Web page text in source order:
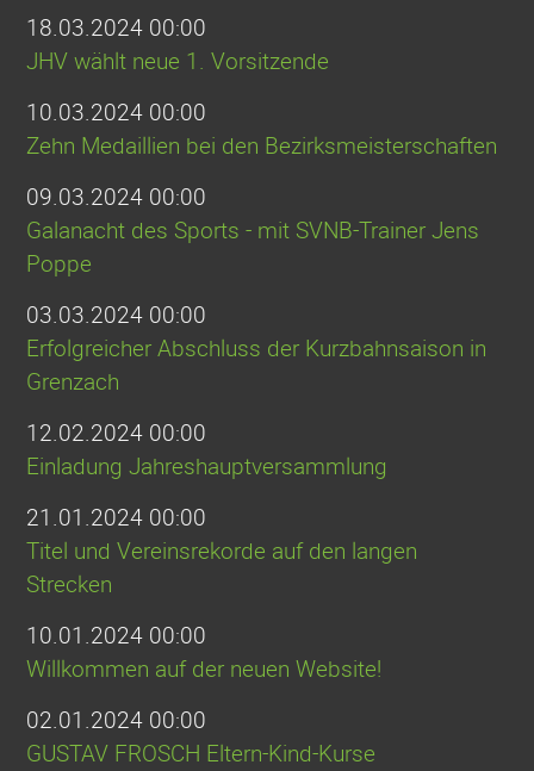
18.03.2024 00:00
JHV wählt neue 1. Vorsitzende
10.03.2024 00:00
Zehn Medaillien bei den Bezirksmeisterschaften
09.03.2024 00:00
Galanacht des Sports - mit SVNB-Trainer Jens
Poppe
03.03.2024 00:00
Erfolgreicher Abschluss der Kurzbahnsaison in
Grenzach
12.02.2024 00:00
Einladung Jahreshauptversammlung
21.01.2024 00:00
Titel und Vereinsrekorde auf den langen
Strecken
10.01.2024 00:00
Willkommen auf der neuen Website!
02.01.2024 00:00
GUSTAV FROSCH Eltern-Kind-Kurse